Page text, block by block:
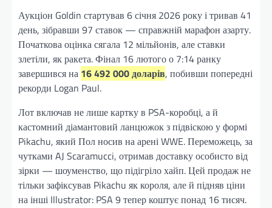
Аукціон Goldin стартував 6 січня 2026 року і тривав 41
день, зібравши 97 ставок — справжній марафон азарту.
Початкова оцінка сягала 12 мільйонів, але ставки
злетіли, як ракета. Фінал 16 лютого о 7:14 ранку
завершився на 16 492 000 доларів, побивши попередні
рекорди Logan Paul.
Лот включав не лише картку в PSA-коробці, а й
кастомний діамантовий ланцюжок з підвіскою у формі
Pikachu, який Пол носив на арені WWE. Переможець, за
чутками AJ Scaramucci, отримав доставку особисто від
зірки — шоуменство, що підігріло хайп. Цей продаж не
тільки зафіксував Pikachu як короля, але й підняв ціни
на інші Illustrator: PSA 9 тепер коштує понад 16 тисяч.